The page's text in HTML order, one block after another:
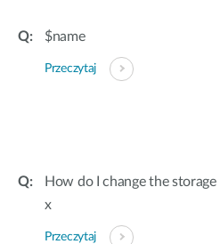
$name
Przeczytaj
How do I change the
x
Przeczytaj